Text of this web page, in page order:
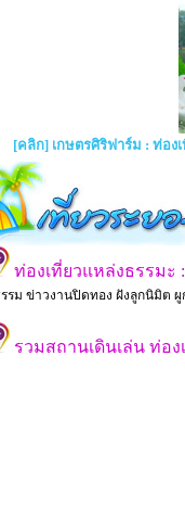
[คลิก] เกษตรศิริฟาร์ม : ท่อง
ท่องเที่ยวแหล่งธรรมะ
รม ข่าวงานปิดทอง ฝังลูกนิมิต ผู
รวมสถานเดินเล่น ท่อง